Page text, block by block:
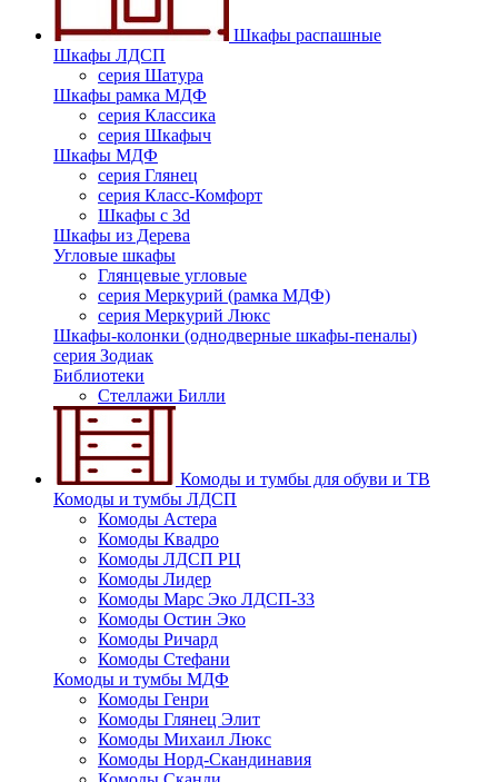
Шкафы распашные
Шкафы ЛДСП
серия Шатура
Шкафы рамка МДФ
серия Классика
серия Шкафыч
Шкафы МДФ
серия Глянец
серия Класс-Комфорт
Шкафы с 3d
Шкафы из Дерева
Угловые шкафы
Глянцевые угловые
серия Меркурий (рамка МДФ)
серия Меркурий Люкс
Шкафы-колонки (однодверные шкафы-пеналы)
серия Зодиак
Библиотеки
Стеллажи Билли
Комоды и тумбы для обуви и ТВ
Комоды и тумбы ЛДСП
Комоды Астера
Комоды Квадро
Комоды ЛДСП РЦ
Комоды Лидер
Комоды Марс Эко ЛДСП-33
Комоды Остин Эко
Комоды Ричард
Комоды Стефани
Комоды и тумбы МДФ
Комоды Генри
Комоды Глянец Элит
Комоды Михаил Люкс
Комоды Норд-Скандинавия